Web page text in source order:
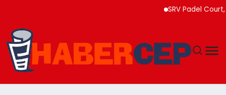
SRV Padel Court, 24